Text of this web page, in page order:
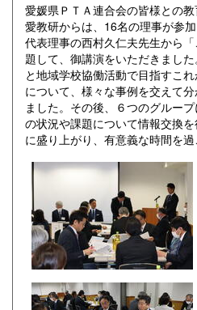
愛媛県ＰＴＡ連合会の皆様との教
愛教研からは、16名の理事が参
代表理事の西村久仁夫先生から
題して、御講演をいただきまし
と地域学校協働活動で目指すこ
について、様々な事例を交えて
ました。その後、６つのグルー
の状況や課題について情報交換
に盛り上がり、有意義な時間を過